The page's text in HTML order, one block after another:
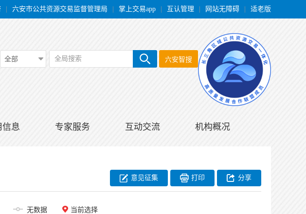
六安市公共资源交易监督管理局 掌上交易app 互认管理 网站无障碍 适老版
全部 全局搜索 六安智搜
信息 专家服务 互动交流 机构概况
意见征集 分享
打印
无数据 当前选择